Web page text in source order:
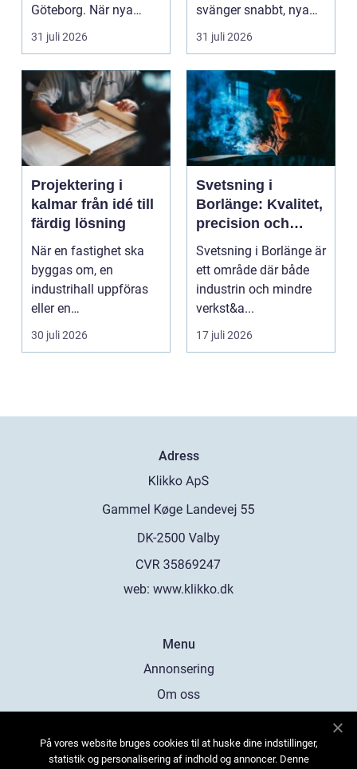
Göteborg. När nya
bostäder, broar,...
31 juli 2026
svänger snabbt, nya
typer av av...
31 juli 2026
Projektering i
kalmar från idé till
färdig lösning
När en fastighet ska
byggas om, en
industrihall uppföras
eller en
lantbruksanläggning
moderniseras ä...
30 juli 2026
Svetsning i
Borlänge: Kvalitet,
precision och
hållbara
konstruktioner
Svetsning i Borlänge är
ett område där både
industrin och mindre
verkst&a...
17 juli 2026
Adress
web: www.klikko.dk
Menu
Annonsering
Om oss
Kontakta oss
På vores website bruges cookies til at huske dine indstillinger,
statistik og personalisering af indhold og annoncer. Denne